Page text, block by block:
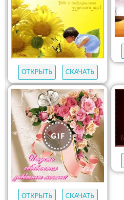
ОТКРЫТЬ СКАЧАТЬ
ОТКРЫТЬ СКАЧАТЬ